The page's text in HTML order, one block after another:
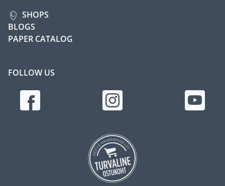
SHOPS
BLOGS
PAPER CATALOG
FOLLOW US